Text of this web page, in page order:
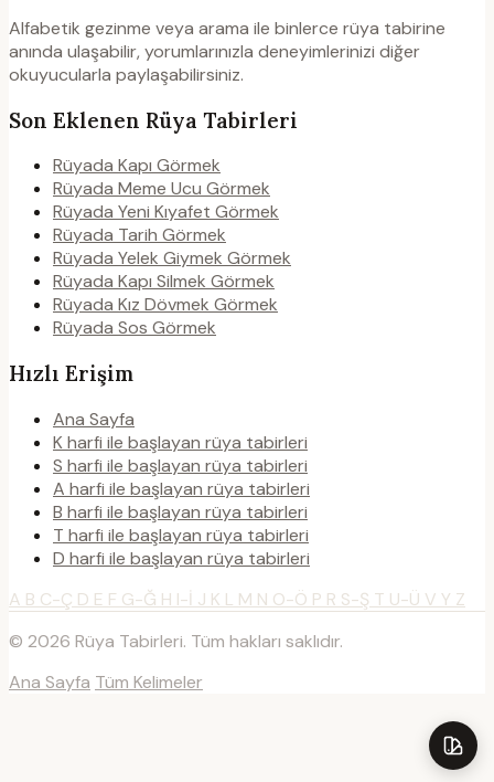
Alfabetik gezinme veya arama ile binlerce rüya tabirine
anında ulaşabilir, yorumlarınızla deneyimlerinizi diğer
okuyucularla paylaşabilirsiniz.
Son Eklenen Rüya Tabirleri
Rüyada Kapı Görmek
Rüyada Meme Ucu Görmek
Rüyada Yeni Kıyafet Görmek
Rüyada Tarih Görmek
Rüyada Yelek Giymek Görmek
Rüyada Kapı Silmek Görmek
Rüyada Kız Dövmek Görmek
Rüyada Sos Görmek
Hızlı Erişim
Ana Sayfa
K harfi ile başlayan rüya tabirleri
S harfi ile başlayan rüya tabirleri
A harfi ile başlayan rüya tabirleri
B harfi ile başlayan rüya tabirleri
T harfi ile başlayan rüya tabirleri
D harfi ile başlayan rüya tabirleri
A B C-Ç D E F G-Ğ H I-İ J K L M N O-Ö P R S-Ş T U-Ü V Y Z
© 2026 Rüya Tabirleri. Tüm hakları saklıdır.
Ana Sayfa Tüm Kelimeler